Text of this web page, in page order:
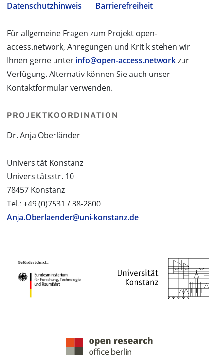
Datenschutzhinweis
Barrierefreiheit
Für allgemeine Fragen zum Projekt open-
access.network, Anregungen und Kritik stehen wir
Ihnen gerne unter info@open-access.networkzur
Verfügung. Alternativ können Sie auch unser
Kontaktformular verwenden.
PROJEKTKOORDINATION
Dr. Anja Oberländer
Universität Konstanz
Universitätsstr. 10
78457 Konstanz
Tel.: +49 (0)7531 / 88-2800
Anja.Oberlaender@uni-konstanz.de